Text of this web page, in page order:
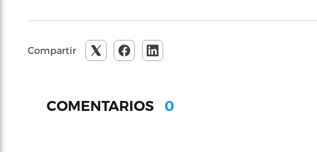
Compartir
COMENTARIOS 0